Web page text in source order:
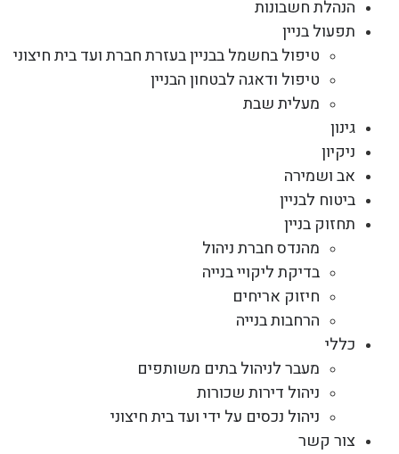
הנהלת חשבונות
תפעול בניין
טיפול בחשמל בבניין בעזרת חברת ועד בית חיצוני
טיפול ודאגה לבטחון הבניין
מעלית שבת
גינון
ניקיון
אב ושמירה
ביטוח לבניין
תחזוק בניין
מהנדס חברת ניהול
בדיקת ליקויי בנייה
חיזוק אריחים
הרחבות בנייה
כללי
מעבר לניהול בתים משותפים
ניהול דירות שכורות
ניהול נכסים על ידי ועד בית חיצוני
צור קשר